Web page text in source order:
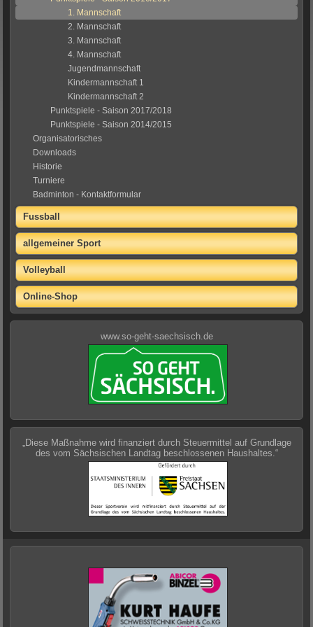
1. Mannschaft
2. Mannschaft
3. Mannschaft
4. Mannschaft
Jugendmannschaft
Kindermannschaft 1
Kindermannschaft 2
Punktspiele - Saison 2017/2018
Punktspiele - Saison 2014/2015
Organisatorisches
Downloads
Historie
Turniere
Badminton - Kontaktformular
Fussball
allgemeiner Sport
Volleyball
Online-Shop
www.so-geht-saechsisch.de
„Diese Maßnahme wird finanziert durch Steuermittel auf Grundlage
des vom Sächsischen Landtag beschlossenen Haushaltes.“